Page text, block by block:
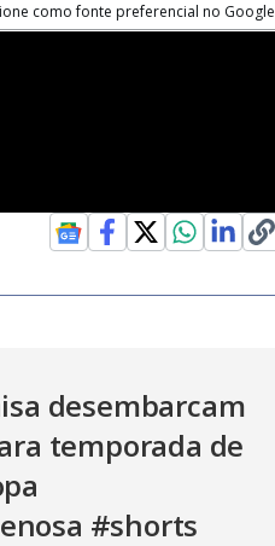
como fonte preferencial no Google
desembarcam
temporada de
#shorts